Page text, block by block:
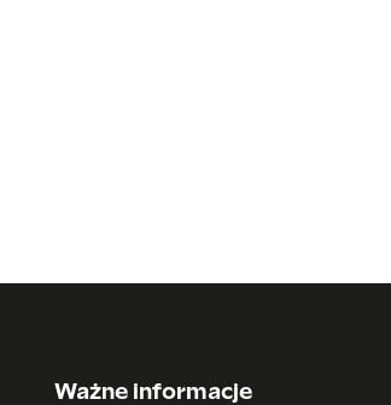
Ważne informacje